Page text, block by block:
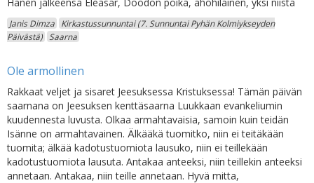
Janis Dimza
Kirkastussunnuntai (7. Sunnuntai Pyhän Kolmiykseyden
Päivästä)
Saarna
Ole armollinen
Rakkaat veljet ja sisaret Jeesuksessa Kristuksessa! Tämän päivän
saarnana on Jeesuksen kenttäsaarna Luukkaan evankeliumin
kuudennesta luvusta. Olkaa armahtavaisia, samoin kuin teidän
Isänne on armahtavainen. Älkääkä tuomitko, niin ei teitäkään
tuomita; älkää kadotustuomiota lausuko, niin ei teillekään
kadotustuomiota lausuta. Antakaa anteeksi, niin teillekin anteeksi
annetaan. Antakaa, niin teille annetaan. Hyvä mitta,